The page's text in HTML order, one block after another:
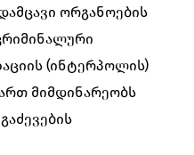
ორგანოების
(ინტერპოლის)
მიმდინარეობს